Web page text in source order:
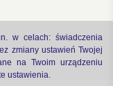
w celach: świadczenia
zmiany ustawień Twojej
na Twoim urządzeniu
ustawienia.